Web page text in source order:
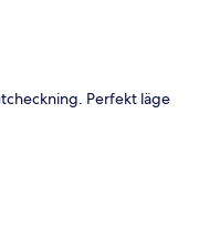
Perfekt läge